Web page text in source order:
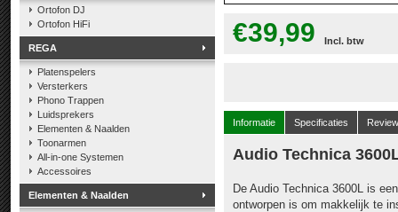
Ortofon DJ
Ortofon HiFi
REGA
Platenspelers
Versterkers
Phono Trappen
Luidsprekers
Elementen & Naalden
Toonarmen
All-in-one Systemen
Accessoires
Elementen & Naalden
€39,99 Incl. btw
Informatie Specificaties
Audio Technica
De Audio Technica 3600L is
ontworpen is om makkelijk te